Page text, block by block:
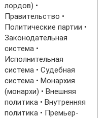
лордов) •
Правительство •
Политические партии •
Законодательная
система •
Исполнительная
система • Судебная
система • Монархия
(монархи) • Внешняя
политика • Внутренняя
политика • Премьер-